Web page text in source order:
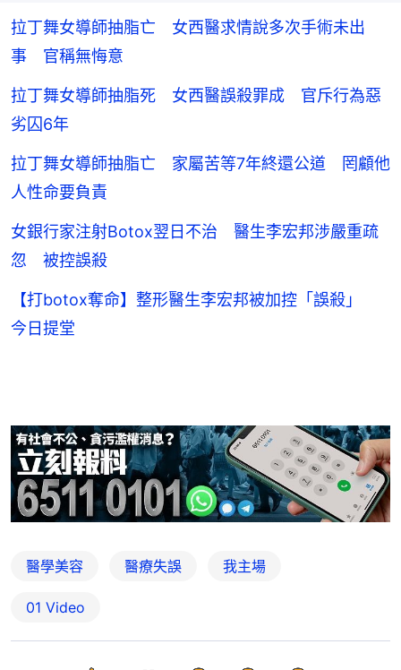
拉丁舞女導師抽脂亡 女西醫求情說多次手術未出
事 官稱無悔意
拉丁舞女導師抽脂死 女西醫誤殺罪成 官斥行為惡
劣囚6年
拉丁舞女導師抽脂亡 家屬苦等7年終還公道 罔顧他
人性命要負責
女銀行家注射Botox翌日不治 醫生李宏邦涉嚴重疏
忽 被控誤殺
【打botox奪命】整形醫生李宏邦被加控「誤殺」
今日提堂
醫學美容 醫療失誤 我主場
01 Video